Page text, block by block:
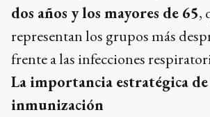
dos años y los mayores de 65,
representan los grupos más
frente a las infecciones
La importancia estratégica
inmunización